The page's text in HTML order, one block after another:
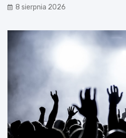
8 sierpnia 2026